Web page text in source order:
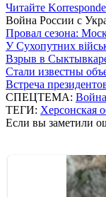
Читайте
Война России с
Провал сезона:
У Сухопутних
Взрыв в
Стали известны
Встреча
СПЕЦТЕМА:
ТЕГИ: Херсонская
Если вы заметили